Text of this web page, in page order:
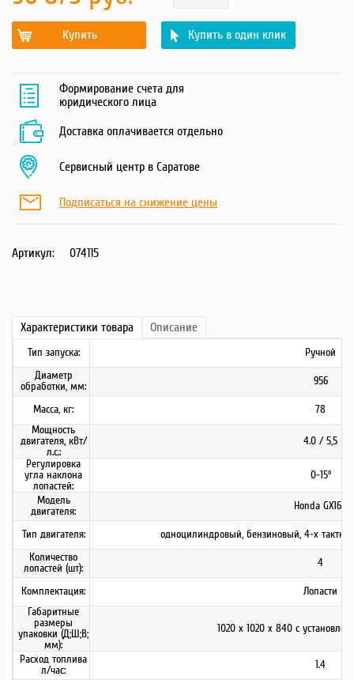
Купить Купить в один клик
Формирование счета для
юридического лица
Доставка оплачивается отдельно
Сервисный центр в Саратове
Подписаться на снижение цены
Артикул: 074115
Характеристики товара Описание
Тип запуска:
Ручной
Диаметр
обработки, мм:
956
Масса, кг:
78
Мощность
двигателя, кВт/
л.с.:
4.0 / 5,5
Регулировка
угла наклона
лопастей:
0-15º
Модель
двигателя:
Honda GX160
Тип двигателя:
одноцилиндровый, бензиновый, 4-х
Количество
лопастей (шт):
4
Комплектация:
Лопасти
Габаритные
размеры
упаковки (Д;Ш;В;
мм):
1020 х 1020 х 840 с
Расход топлива
л/час:
1.4